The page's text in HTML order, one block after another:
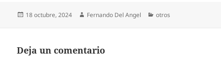
Publicado
18 octubre, 2024 Autor
Fernando Del Angel Categorías
otros
Deja un comentario